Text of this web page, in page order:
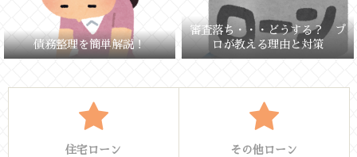
債務整理を簡単解説！
審査落ち・・・どうする？ プ
ロが教える理由と対策
住宅ローン その他ローン